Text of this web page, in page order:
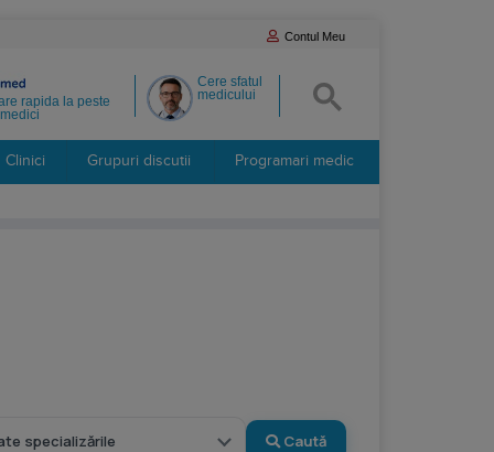
Contul Meu
Cere sfatul
medicului
rapida la peste
Clinici Grupuri discutii Programari medic
Caută